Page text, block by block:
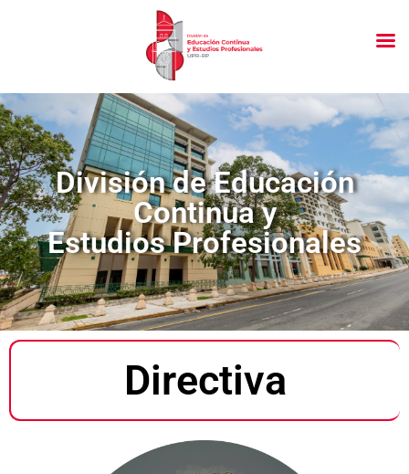
División de Educación
Continua y
Estudios Profesionales
Directiva